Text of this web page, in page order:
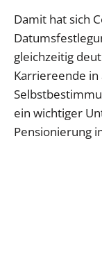
Damit hat sich
gleichzeitig
Karriereende in
ein wichtiger
Pensionierung